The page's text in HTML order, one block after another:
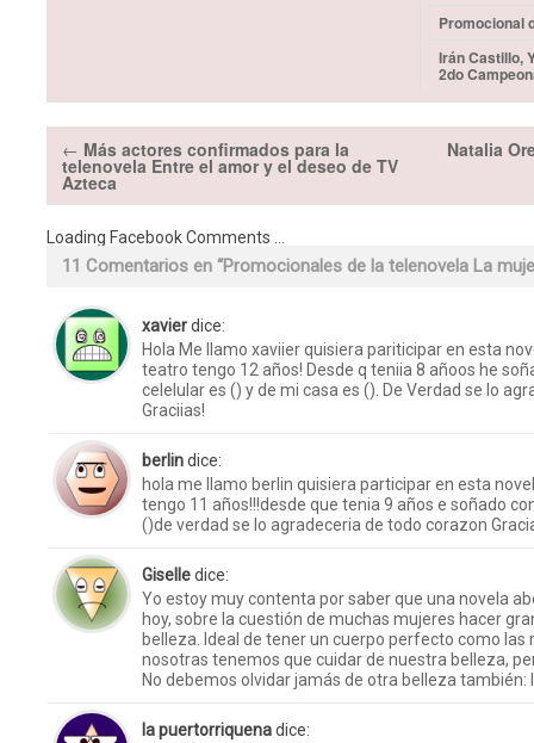
Promocional
Irán Castillo,
2do
← Más actores confirmados para la
telenovela Entre el amor y el deseo de TV
Azteca
Natalia
Loading Facebook Comments ...
11 Comentarios en “Promocionales de la telenovela La
xavierdice:
Hola Me llamo xaviier quisiera pariticipar en esta
teatro tengo 12 años! Desde q teniia 8 añoos he
celelular es () y de mi casa es (). De Verdad se lo
Graciias!
berlindice:
hola me llamo berlin quisiera participar en esta
tengo 11 años!!!desde que tenia 9 años e soñado
()de verdad se lo agradeceria de todo corazon
Giselledice:
Yo estoy muy contenta por saber que una novela
hoy, sobre la cuestión de muchas mujeres hacer
belleza. Ideal de tener un cuerpo perfecto como las
nosotras tenemos que cuidar de nuestra belleza,
No debemos olvidar jamás de otra belleza también:
la puertorriquenadice: